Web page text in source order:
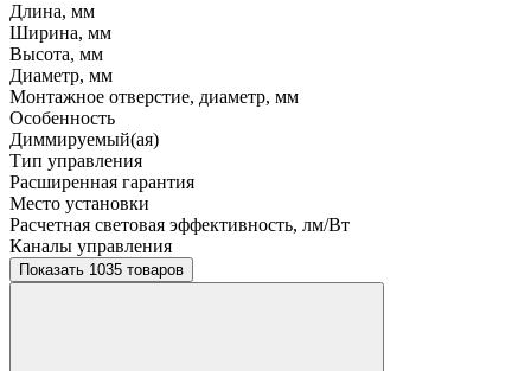
Длина, мм
Ширина, мм
Высота, мм
Диаметр, мм
Монтажное отверстие, диаметр, мм
Особенность
Диммируемый(ая)
Тип управления
Расширенная гарантия
Место установки
Расчетная световая эффективность, лм/Вт
Каналы управления
Показать 1035 товаров